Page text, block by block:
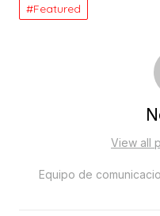
Featured
View all
Equipo de